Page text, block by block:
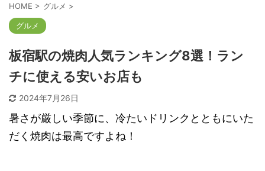
HOME > グルメ >
グルメ
板宿駅の焼肉人気ランキング8選！ラン
チに使える安いお店も
2024年7月26日
暑さが厳しい季節に、冷たいドリンクとともにいた
だく焼肉は最高ですよね！